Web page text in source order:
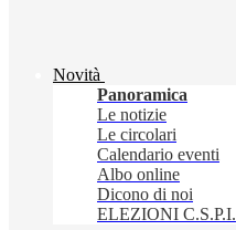
Novità
Panoramica
Le notizie
Le circolari
Calendario eventi
Albo online
Dicono di noi
ELEZIONI C.S.P.I.